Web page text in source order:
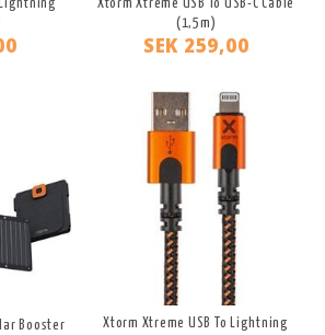
Xtorm Xtreme USB To USB-C Cable
(1,5m)
SEK 259,00
Booster
Xtorm Xtreme USB To Lightning